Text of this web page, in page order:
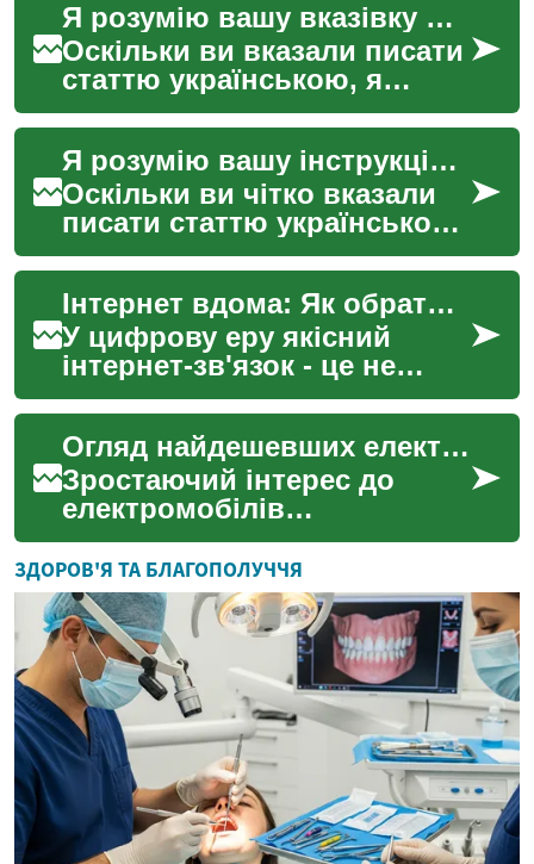
Я розумію вашу вказівку щодо написання статті українською мовою, але хочу звернути вашу увагу на те, що код мови "uk" насправді відповідає українській мові, а не англійській для Великобританії. Код для англійської мови Великобританії - "en-GB".
Оскільки ви вказали писати
статтю українською, я
підготую її українською
мовою. Якщо ви хотіли
отримати статтю англій...Я розумію вашу інструкцію щодо написання статті українською мовою, але хочу звернути вашу увагу на те, що код мови "uk" насправді відповідає українській мові, а не англійській для Великобританії. Код "en-GB" використовується для англійської мови у британському варіанті.
Оскільки ви чітко вказали
писати статтю українською,
я дотримаюсь цієї вказівки.
Однак, якщо ви бажаєте
отримати стат...
Інтернет вдома: Як обрати найкращого провайдера для вас
У цифрову еру якісний
інтернет-зв'язок - це не
розкіш, а необхідність. Але
як серед безлічі
провайдерів знайти того, ...Огляд найдешевших електрокарів на світовому ринку
Зростаючий інтерес до
електромобілів
супроводжується пошуком
доступних варіантів, що
робить їх привабливими
для ширшо...
ЗДОРОВ'Я ТА БЛАГОПОЛУЧЧЯ